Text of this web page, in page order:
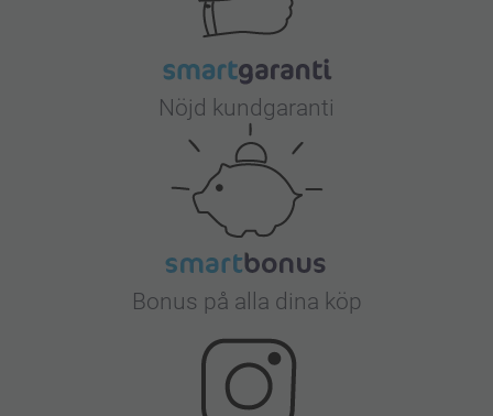
Nöjd kundgaranti
Bonus på alla dina köp